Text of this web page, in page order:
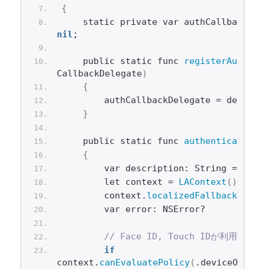
{
nil ;
    public static func
CallbackDelegate)
{
authCallbackDelegate =
}
    public static func
authentication
{
        var description: String =
        let context =
LAContext ()
        context.
localizedFallbackTitle
        var error: NSError?
// Face ID, Touch IDが利用できる
if
context. canEvaluatePolicy(